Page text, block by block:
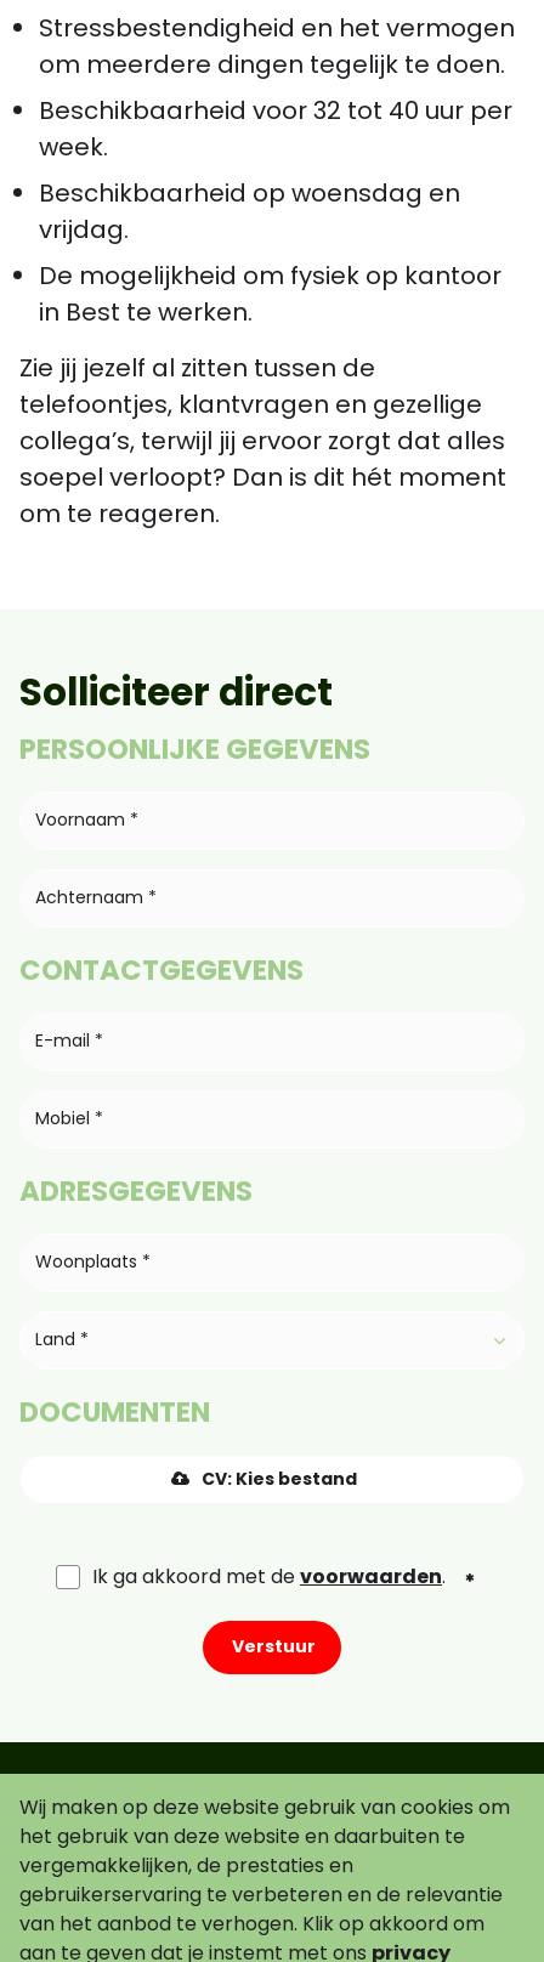
Stressbestendigheid en het vermogen
om meerdere dingen tegelijk te doen.
Beschikbaarheid voor 32 tot 40 uur per
week.
Beschikbaarheid op woensdag en
vrijdag.
De mogelijkheid om fysiek op kantoor
in Best te werken.
Zie jij jezelf al zitten tussen de
telefoontjes, klantvragen en gezellige
collega’s, terwijl jij ervoor zorgt dat alles
soepel verloopt? Dan is dit hét moment
om te reageren.
Solliciteer direct
PERSOONLIJKE GEGEVENS
CONTACTGEGEVENS
ADRESGEGEVENS
Land *
DOCUMENTEN
CV: Kies bestand
Ik ga akkoord met devoorwaarden.
Verstuur
Schrijf je in voor de nieuwsbrief!
Ik ga akkoord met devoorwaarden.
Wij maken op deze website gebruik van cookies om
het gebruik van deze website en daarbuiten te
vergemakkelijken, de prestaties en
gebruikerservaring te verbeteren en de relevantie
van het aanbod te verhogen. Klik op akkoord om
aan te geven dat je instemt met ons privacy